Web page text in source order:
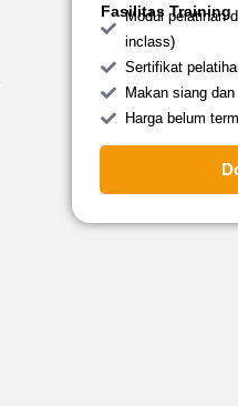
Fasilitas Training
Modul pelatihan
inclass)
Sertifikat
Makan siang
Harga belum